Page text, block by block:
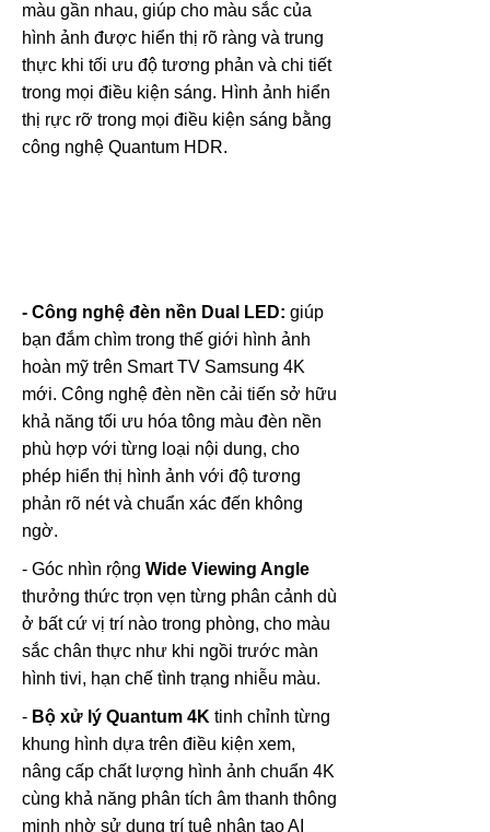
màu gần nhau, giúp cho màu sắc của
hình ảnh được hiển thị rõ ràng và trung
thực khi tối ưu độ tương phản và chi tiết
trong mọi điều kiện sáng. Hình ảnh hiển
thị rực rỡ trong mọi điều kiện sáng bằng
công nghệ Quantum HDR.
- Công nghệ đèn nền Dual LED: giúp
bạn đắm chìm trong thế giới hình ảnh
hoàn mỹ trên Smart TV Samsung 4K
mới. Công nghệ đèn nền cải tiến sở hữu
khả năng tối ưu hóa tông màu đèn nền
phù hợp với từng loại nội dung, cho
phép hiển thị hình ảnh với độ tương
phản rõ nét và chuẩn xác đến không
ngờ.
- Góc nhìn rộng Wide Viewing Angle
thưởng thức trọn vẹn từng phân cảnh dù
ở bất cứ vị trí nào trong phòng, cho màu
sắc chân thực như khi ngồi trước màn
hình tivi, hạn chế tình trạng nhiễu màu.
- Bộ xử lý Quantum 4K tinh chỉnh từng
khung hình dựa trên điều kiện xem,
nâng cấp chất lượng hình ảnh chuẩn 4K
cùng khả năng phân tích âm thanh thông
minh nhờ sử dụng trí tuệ nhân tạo AI